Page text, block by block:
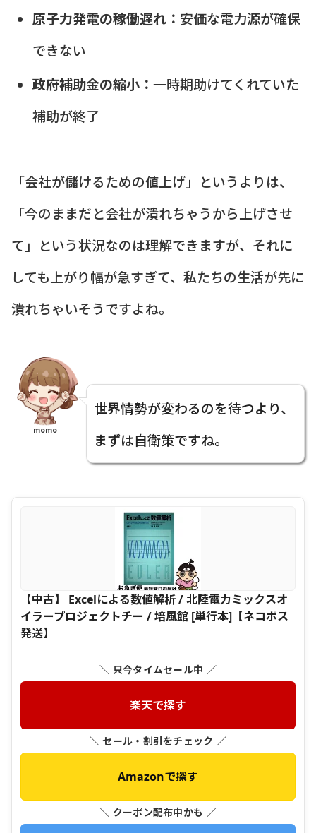
原子力発電の稼働遅れ： 安価な電力源が確保
できない
政府補助金の縮小： 一時期助けてくれていた
補助が終了
「会社が儲けるための値上げ」というよりは、
「今のままだと会社が潰れちゃうから上げさせ
て」という状況なのは理解できますが、それに
しても上がり幅が急すぎて、私たちの生活が先に
潰れちゃいそうですよね。
momo
世界情勢が変わるのを待つより、
まずは自衛策ですね。
【中古】 Excelによる数値解析 / 北陸電力ミックスオ
イラープロジェクトチー / 培風館 [単行本]【ネコポス
発送】
＼ 只今タイムセール中 ／
楽天で探す
＼ セール・割引をチェック ／
Amazonで探す
＼ クーポン配布中かも ／